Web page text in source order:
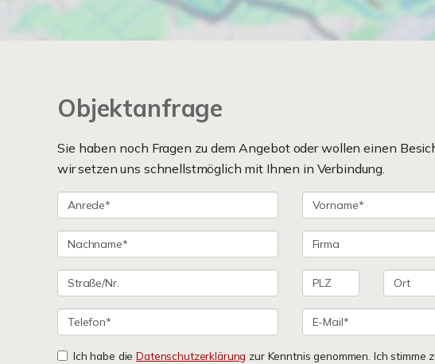
Objektanfrage
Sie haben noch Fragen zu dem Angebot oder wollen einen
wir setzen uns schnellstmöglich mit Ihnen in Verbindung.
Ich habe dieDatenschutzerklärung zur Kenntnis genommen. Ich stimme